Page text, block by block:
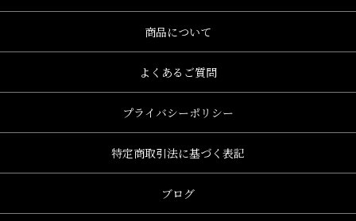
商品について
よくあるご質問
プライバシーポリシー
特定商取引法に基づく表記
ブログ